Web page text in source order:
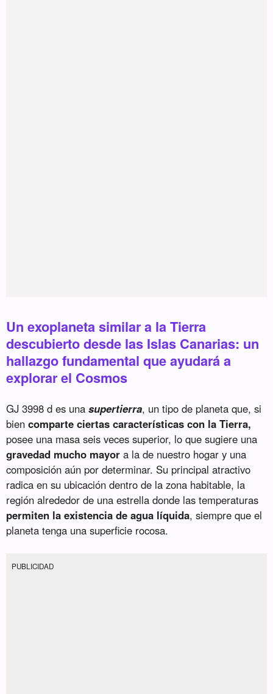
Un exoplaneta similar a la Tierra
descubierto desde las Islas Canarias: un
hallazgo fundamental que ayudará a
explorar el Cosmos
GJ 3998 d es unasupertierra, un tipo de planeta que, si
biencomparte ciertas características con la Tierra,
posee una masa seis veces superior, lo que sugiere una
gravedad mucho mayor a la de nuestro hogar y una
composición aún por determinar. Su principal atractivo
radica en su ubicación dentro de la zona habitable, la
región alrededor de una estrella donde las temperaturas
permiten la existencia de agua líquida, siempre que el
planeta tenga una superficie rocosa.
PUBLICIDAD